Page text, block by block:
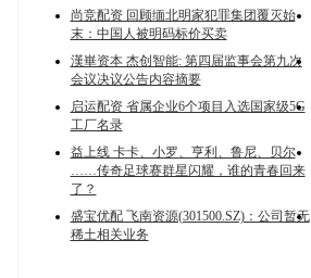
尚竞配资 回顾缅北明家犯罪集团覆灭始
末：中国人被明码标价买卖
漢崋资本 杰创智能: 第四届监事会第九次
会议决议公告内容摘要
启运配资 省属企业6个项目入选国家级5G
工厂名录
益上线 卡卡、小罗、亨利、鲁尼、贝尔
……传奇足球赛群星闪耀，谁的青春回来
了？
盛宝优配 飞南资源(301500.SZ)：公司暂无
稀土相关业务